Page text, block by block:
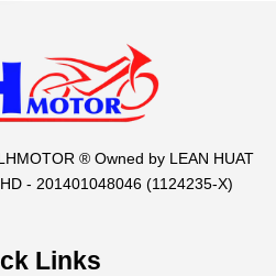
® Owned by LEAN HUAT
- 201401048046 (1124235-X)
Links